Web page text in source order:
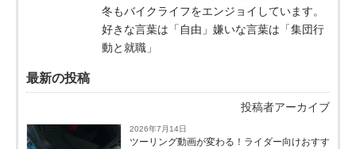
冬もバイクライフをエンジョイしています。
好きな言葉は「自由」嫌いな言葉は「集団行
動と就職」
最新の投稿
投稿者アーカイブ
2026年7月14日
ツーリング動画が変わる！ライダー向けおすす